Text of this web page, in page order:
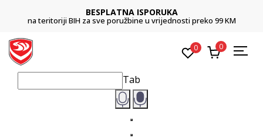
BESPLATNA ISPORUKA
na teritoriji BIH za sve poružbine u vrijednosti preko 99 KM
0 0
Tab